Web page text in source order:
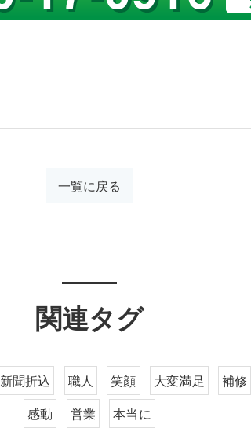
一覧に戻る
関連タグ
新聞折込 職人 笑顔 大変満足 補修
感動
営業 本当に